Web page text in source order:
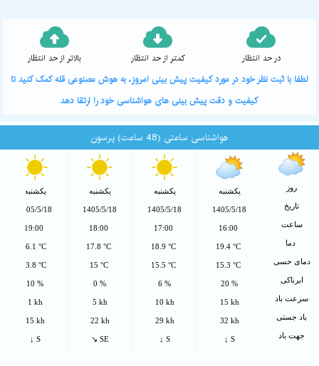
بالاتر از حد انتظار کمتر از حد انتظار در حد انتظار
لطفا با ثبت نظر خود در مورد کیفیت پیش بینی امروز، به هوش مصنوعی قله کمک کنید تا
کیفیت و دقت پیش بینی های هواشناسی خود را ارتقا دهد
هواشناسی ساعتی (48 ساعت) پرسون
روز
تاریخ
ساعت
دمای حسی
ابرناکی
سرعت باد
باد جستی
جهت باد
یکشنبه
1405/5/18
16:00
19.4 °C
15.3 °C
20 %
15 kh
32 kh
↓ S
یکشنبه
1405/5/18
17:00
18.9 °C
15.5 °C
6 %
10 kh
29 kh
↓ S
یکشنبه
1405/5/18
18:00
17.8 °C
15 °C
0 %
5 kh
22 kh
↘ SE
یکشنبه
1405/5/18
19:00
16.1 °C
13.8 °C
10 %
1 kh
15 kh
↓ S